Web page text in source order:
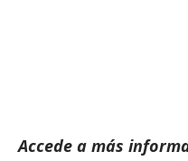
Accede a más